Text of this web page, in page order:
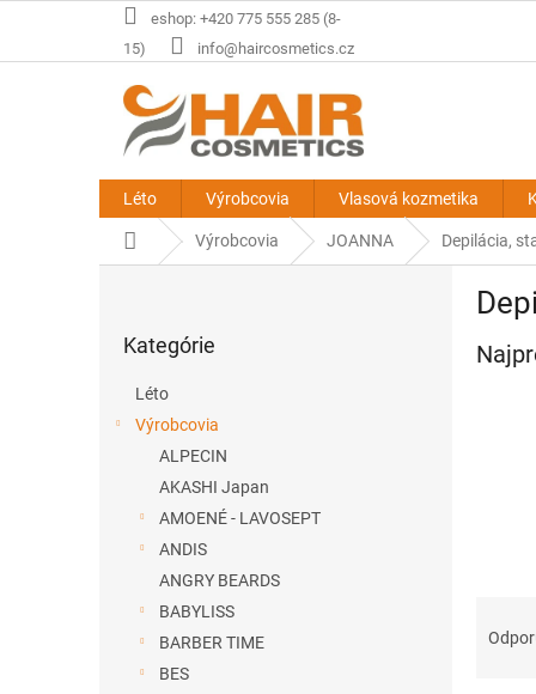
eshop: +420 775 555 285 (8-
15)
info@haircosmetics.cz
Léto Výrobcovia Vlasová kozmetika
DomovVýrobcovia JOANNA Depilácia,
kategórie
Kategórie
Léto
Výrobcovia
ALPECIN
AKASHI Japan
AMOENÉ - LAVOSEPT
ANDIS
ANGRY BEARDS
BABYLISS
BARBER TIME
BES